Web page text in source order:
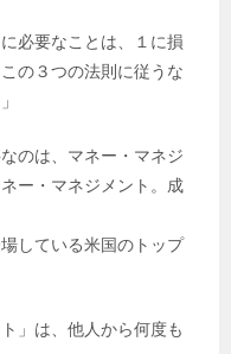
必要なことは、１に損
の３つの法則に従うな
のは、マネー・マネジ
ー・マネジメント。成
している米国のトップ
」は、他人から何度も